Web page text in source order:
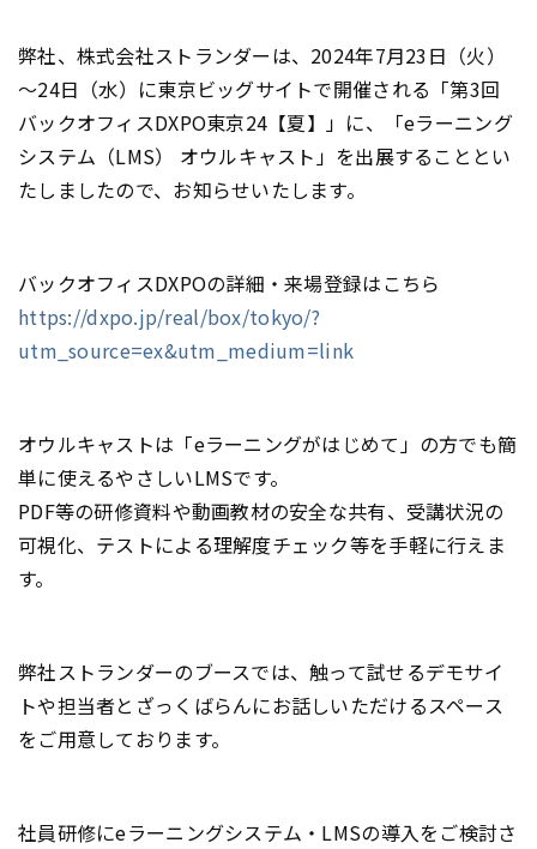
弊社、株式会社ストランダーは、2024年7月23日（火）
～24日（水）に東京ビッグサイトで開催される「第3回
バックオフィスDXPO東京24【夏】」に、「eラーニング
システム（LMS） オウルキャスト」を出展することとい
たしましたので、お知らせいたします。
バックオフィスDXPOの詳細・来場登録はこちら
https://dxpo.jp/real/box/tokyo/?
utm_source=ex&utm_medium=link
オウルキャストは「eラーニングがはじめて」の方でも簡
単に使えるやさしいLMSです。
PDF等の研修資料や動画教材の安全な共有、受講状況の
可視化、テストによる理解度チェック等を手軽に行えま
す。
弊社ストランダーのブースでは、触って試せるデモサイ
トや担当者とざっくばらんにお話しいただけるスペース
をご用意しております。
社員研修にeラーニングシステム・LMSの導入をご検討さ